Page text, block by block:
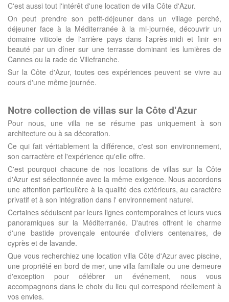
C'est aussi tout l'intérêt d'une location de villa Côte d'Azur.
On peut prendre son petit-déjeuner dans un village perché,
déjeuner face à la Méditerranée à la mi-journée, découvrir un
domaine viticole de l'arrière pays dans l'après-midi et finir en
beauté par un dîner sur une terrasse dominant les lumières de
Cannes ou la rade de Villefranche.
Sur la Côte d'Azur, toutes ces expériences peuvent se vivre au
cours d'une même journée.
Notre collection de villas sur la Côte d'Azur
Pour nous, une villa ne se résume pas uniquement à son
architecture ou à sa décoration.
Ce qui fait véritablement la différence, c'est son environnement,
son carractère et l'expérience qu'elle offre.
C'est pourquoi chacune de nos locations de villas sur la Côte
d'Azur est sélectionnée avec la même exigence. Nous accordons
une attention particulière à la qualité des extérieurs, au caractère
privatif et à son intégration dans l' environnement naturel.
Certaines séduisent par leurs lignes contemporaines et leurs vues
panoramiques sur la Méditerranée. D'autres offrent le charme
d'une bastide provençale entourée d'oliviers centenaires, de
cyprès et de lavande.
Que vous recherchiez une location villa Côte d'Azur avec piscine,
une propriété en bord de mer, une villa familiale ou une demeure
d'exception pour célébrer un événement, nous vous
accompagnons dans le choix du lieu qui correspond réellement à
vos envies.